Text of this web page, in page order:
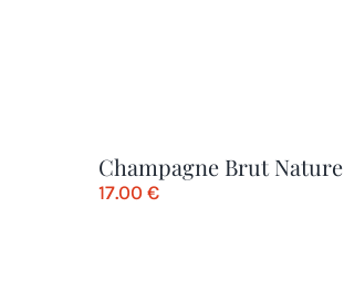
Champagne Brut Nature
17.00 €